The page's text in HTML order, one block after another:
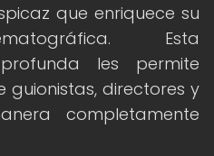
que enriquece su
Esta
les permite
directores y
completamente